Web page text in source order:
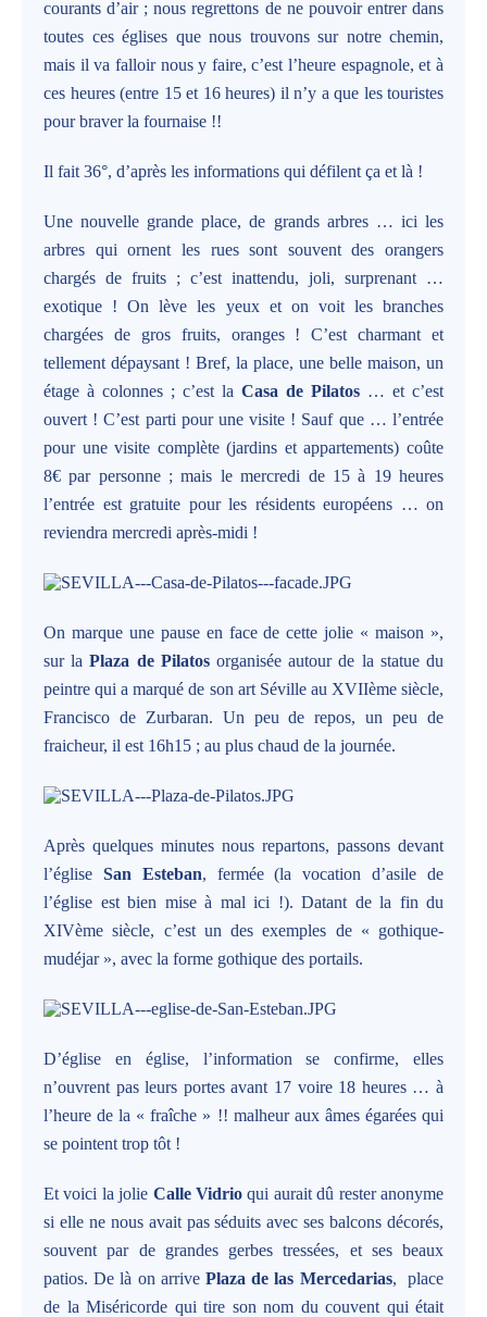
courants d’air ; nous regrettons de ne pouvoir entrer dans
toutes ces églises que nous trouvons sur notre chemin,
mais il va falloir nous y faire, c’est l’heure espagnole, et à
ces heures (entre 15 et 16 heures) il n’y a que les touristes
pour braver la fournaise !!
Il fait 36°, d’après les informations qui défilent ça et là !
Une nouvelle grande place, de grands arbres … ici les
arbres qui ornent les rues sont souvent des orangers
chargés de fruits ; c’est inattendu, joli, surprenant …
exotique ! On lève les yeux et on voit les branches
chargées de gros fruits, oranges ! C’est charmant et
tellement dépaysant ! Bref, la place, une belle maison, un
étage à colonnes ; c’est la Casa de Pilatos … et c’est
ouvert ! C’est parti pour une visite ! Sauf que … l’entrée
pour une visite complète (jardins et appartements) coûte
8€ par personne ; mais le mercredi de 15 à 19 heures
l’entrée est gratuite pour les résidents européens … on
reviendra mercredi après-midi !
On marque une pause en face de cette jolie « maison »,
sur laPlaza de Pilatosorganisée autour de la statue du
peintre qui a marqué de son art Séville au XVIIème siècle,
Francisco de Zurbaran. Un peu de repos, un peu de
fraicheur, il est 16h15 ; au plus chaud de la journée.
Après quelques minutes nous repartons, passons devant
l’église San Esteban, fermée (la vocation d’asile de
l’église est bien mise à mal ici !). Datant de la fin du
XIVème siècle, c’est un des exemples de « gothique-
mudéjar », avec la forme gothique des portails.
D’église en église, l’information se confirme, elles
n’ouvrent pas leurs portes avant 17 voire 18 heures … à
l’heure de la « fraîche » !! malheur aux âmes égarées qui
se pointent trop tôt !
Et voici la jolie Calle Vidrio qui aurait dû rester anonyme
si elle ne nous avait pas séduits avec ses balcons décorés,
souvent par de grandes gerbes tressées, et ses beaux
patios. De là on arrive Plaza de las Mercedarias, place
de la Miséricorde qui tire son nom du couvent qui était